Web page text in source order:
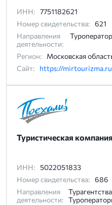
ИНН: 7751182621
Номер свидетельства: 621
Направления
деятельности:
Регион:
Московская
Сайт:
https://
Туристическая
ИНН: 5022051833
Номер свидетельства: 686
Направления
деятельности: